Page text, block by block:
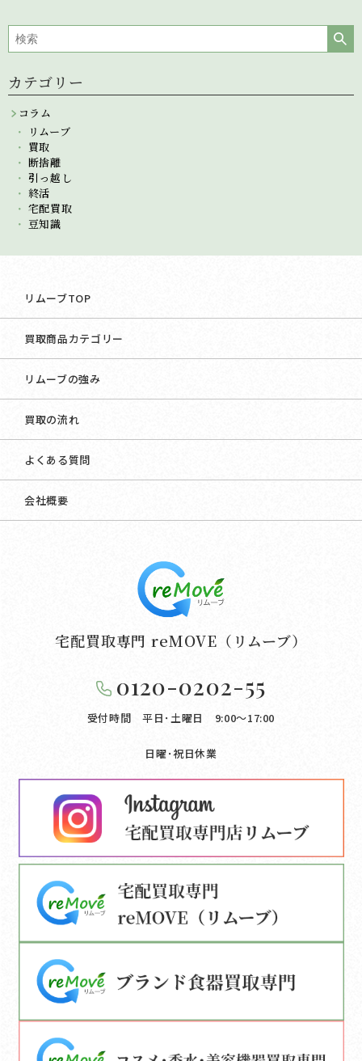
カテゴリー
コラム
リムーブ
買取
断捨離
引っ越し
終活
宅配買取
豆知識
リムーブTOP
買取商品カテゴリー
リムーブの強み
買取の流れ
よくある質問
会社概要
宅配買取専門 reMOVE（リムーブ）
0120-0202-55
受付時間 平日･土曜日 9:00〜17:00
日曜･祝日休業